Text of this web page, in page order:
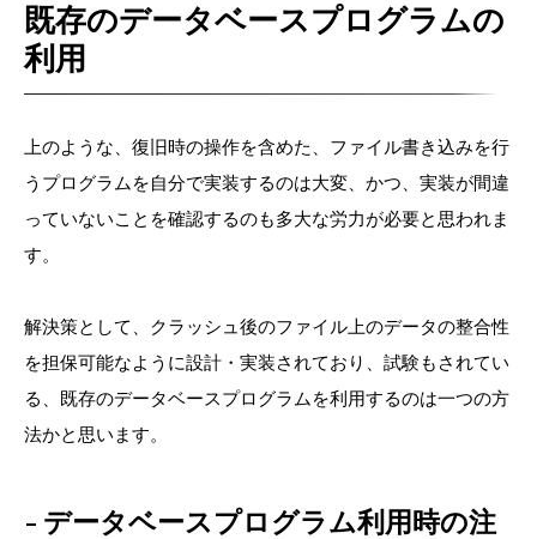
既存のデータベースプログラムの
利用
上のような、復旧時の操作を含めた、ファイル書き込みを行
うプログラムを自分で実装するのは大変、かつ、実装が間違
っていないことを確認するのも多大な労力が必要と思われま
す。
解決策として、クラッシュ後のファイル上のデータの整合性
を担保可能なように設計・実装されており、試験もされてい
る、既存のデータベースプログラムを利用するのは一つの方
法かと思います。
データベースプログラム利用時の注